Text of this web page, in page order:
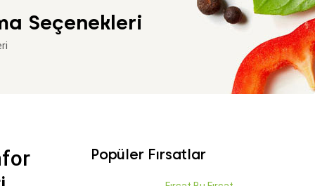
Seçenekleri
Popüler Fırsatlar